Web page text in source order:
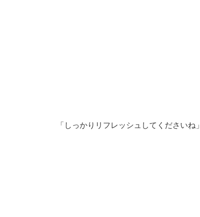
「しっかりリフレッシュしてくださいね」